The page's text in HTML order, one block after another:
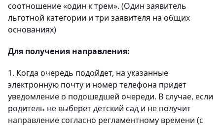
соотношение «один к трем». (Один заявитель
льготной категории и три заявителя на общих
основаниях)
Для получения направления:
1. Когда очередь подойдет, на указанные
электронную почту и номер телефона придет
уведомление о подошедшей очереди. В случае, если
родитель не выберет детский сад и не получит
направление согласно регламентному времени (с